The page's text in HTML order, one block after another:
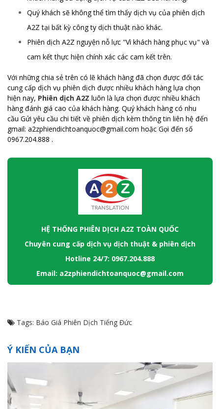
Quý khách sẽ không thể tìm thấy dịch vụ của phiên dịch
A2Z tại bất kỳ công ty dịch thuật nào khác.
Phiên dịch A2Z nguyện nỗ lực "Vì khách hàng phục vụ" và
cam kết thực hiện chính xác các cam kết trên.
Với những chia sẻ trên có lẽ khách hàng đã chọn được đối tác
cung cấp dịch vụ phiên dịch được nhiều khách hàng lựa chọn
hiện nay, Phiên dịch A2Z luôn là lựa chọn được nhiều khách
hàng đánh giá cao của khách hàng. Quý khách hàng có nhu
cầu Gửi yêu cầu chi tiết về phiên dịch kèm thông tin liên hệ đến
gmail: a2zphiendichtoanquoc@gmail.com hoặc Gọi đến số
0967.204.888 .
HỆ THỐNG PHIÊN DỊCH A2Z TOÀN QUỐC
Chuyên cung cấp dịch vụ dịch thuật & phiên dịch
Hotline 24/7: 0967.204.888
Email: a2zphiendichtoanquoc@gmail.com
Tags: Báo Giá Phiên Dịch Tiếng Đức
Ý KIẾN CỦA BẠN